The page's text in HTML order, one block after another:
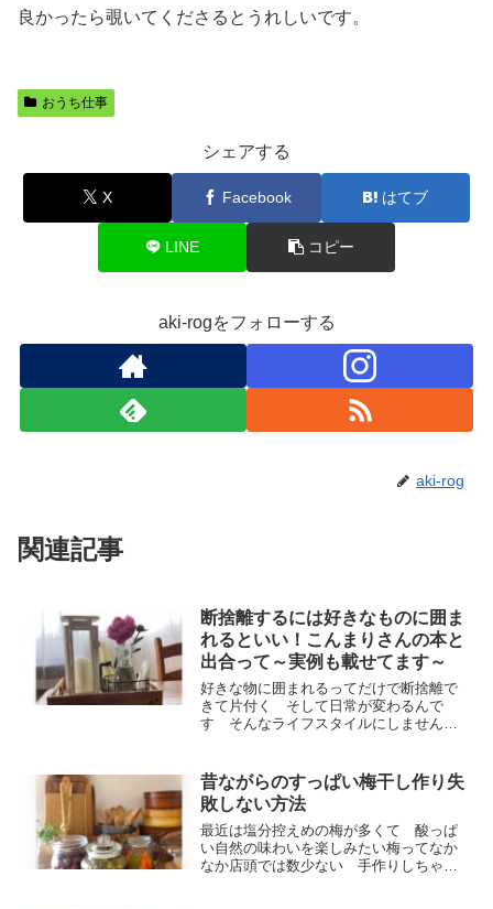
良かったら覗いてくださるとうれしいです。
おうち仕事
シェアする
X Facebook はてブ
LINE コピー
aki-rogをフォローする
aki-rog
関連記事
断捨離するには好きなものに囲ま
れるといい！こんまりさんの本と
出合って～実例も載せてます～
好きな物に囲まれるってだけで断捨離で
きて片付く そして日常が変わるんで
す そんなライフスタイルにしません
素敵ですよね
昔ながらのすっぱい梅干し作り失
敗しない方法
最近は塩分控えめの梅が多くて 酸っぱ
い自然の味わいを楽しみたい梅ってなか
なか店頭では数少ない 手作りしちゃえ